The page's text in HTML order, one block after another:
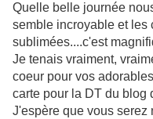
Quelle belle journée
semble incroyable et les
sublimées....c'est
Je tenais vraiment,
coeur pour vos
carte pour la DT du blog
J'espère que vous serez